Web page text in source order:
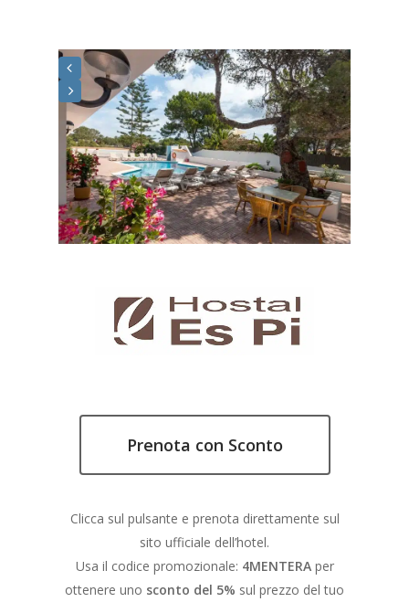
Prenota con Sconto
Clicca sul pulsante e prenota direttamente sul
sito ufficiale dell’hotel.
Usa il codice promozionale: 4MENTERAper
ottenere uno sconto del 5% sul prezzo del tuo